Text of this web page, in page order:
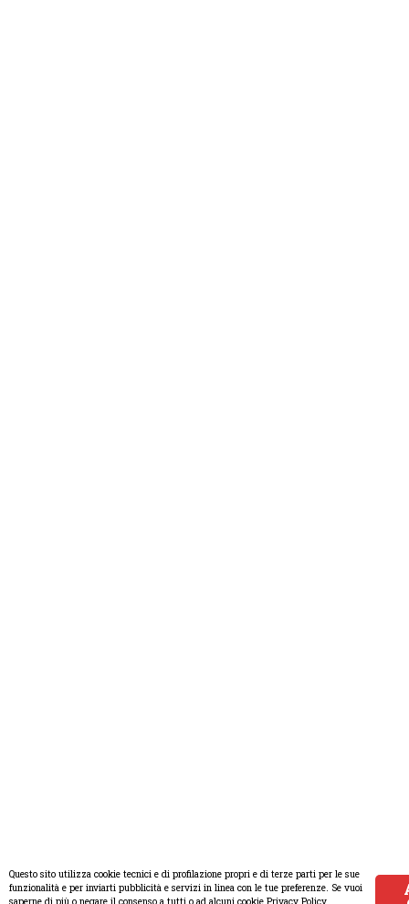
Questo sito utilizza cookie tecnici e di profilazione propri e di terze parti per le sue
funzionalità e per inviarti pubblicità e servizi in linea con le tue preferenze. Se vuoi
saperne di più o negare il consenso a tutti o ad alcuni cookie Privacy Policy.